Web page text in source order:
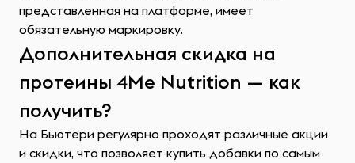
представленная на платформе, имеет
обязательную маркировку.
Дополнительная скидка на
протеины 4Me Nutrition — как
получить?
На Бьютери регулярно проходят различные акции
и скидки, что позволяет купить добавки по самым